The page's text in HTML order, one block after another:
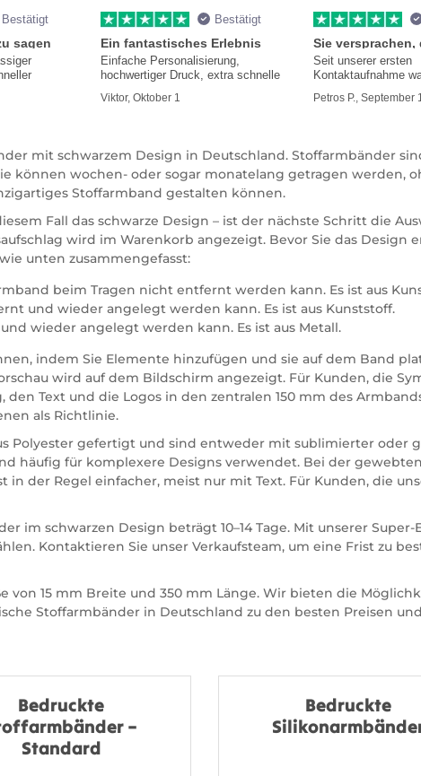
Bestätigt
sagen
Bestätigt
Ein fantastisches Erlebnis
Einfache Personalisierung,
hochwertiger Druck, extra schnelle
Viktor, Oktober 1
Seit unserer ersten
Kontaktaufnahme
Petros P., September
mit schwarzem Design in Deutschland. Stoffarmbänder
können wochen- oder sogar monatelang getragen werden,
Stoffarmband gestalten können.
Fall das schwarze Design – ist der nächste Schritt die
wird im Warenkorb angezeigt. Bevor Sie das Design
unten zusammengefasst:
beim Tragen nicht entfernt werden kann. Es ist aus
und wieder angelegt werden kann. Es ist aus Kunststoff.
wieder angelegt werden kann. Es ist aus Metall.
indem Sie Elemente hinzufügen und sie auf dem Band
wird auf dem Bildschirm angezeigt. Für Kunden, die
Text und die Logos in den zentralen 150 mm des
als Richtlinie.
Polyester gefertigt und sind entweder mit sublimierter oder
häufig für komplexere Designs verwendet. Bei der
in der Regel einfacher, meist nur mit Text. Für Kunden, die
schwarzen Design beträgt 10–14 Tage. Mit unserer Super-
Kontaktieren Sie unser Verkaufsteam, um eine Frist zu
von 15 mm Breite und 350 mm Länge. Wir bieten die
Stoffarmbänder in Deutschland zu den besten Preisen
Bedruckte
–
Standard
Bedruckte